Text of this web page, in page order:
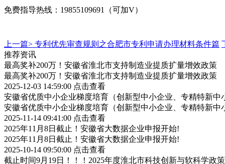
免费指导热线：19855109691（可加V）
上一篇> 专利优先审查规则之合肥市专利申请办理材料条件篇
推荐资讯
最高奖补200万！安徽省淮北市支持制造业提质扩量增效政策
最高奖补200万！安徽省淮北市支持制造业提质扩量增效政策
2025-12-03 14:59:00 点击查看
安徽省优质中小企业梯度培育（创新型中小企业、专精特新中
安徽省优质中小企业梯度培育（创新型中小企业、专精特新中
2025-11-14 09:41:00 点击查看
2025年11月8日截止！安徽省大数据企业申报开始!
2025年11月8日截止！安徽省大数据企业申报开始!
2025-10-14 09:50:00 点击查看
截止时间9月19日！！！2025年度淮北市科技创新与软科学